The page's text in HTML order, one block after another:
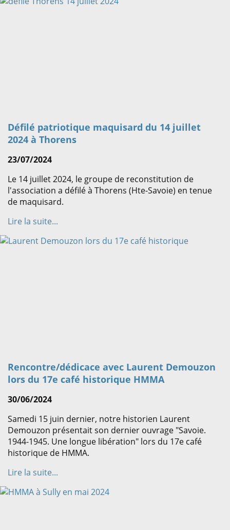
Défilé patriotique maquisard du 14 juillet
2024 à Thorens
23/07/2024
Le 14 juillet 2024, le groupe de reconstitution de
l'association a défilé à Thorens (Hte-Savoie) en tenue
de maquisard.
Lire la suite...
Rencontre/dédicace avec Laurent Demouzon
lors du 17e café historique HMMA
30/06/2024
Samedi 15 juin dernier, notre historien Laurent
Demouzon présentait son dernier ouvrage "Savoie.
1944-1945. Une longue libération" lors du 17e café
historique de HMMA.
Lire la suite...